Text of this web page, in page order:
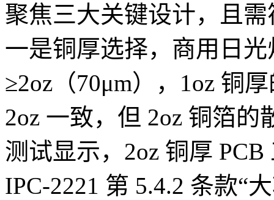
聚焦三大关键设计，且
一是铜厚选择，商用日光
≥2oz（70μm），1oz 铜
2oz 一致，但 2oz 铜箔
测试显示，2oz 铜厚
IPC-2221 第 5.4.2 条款“